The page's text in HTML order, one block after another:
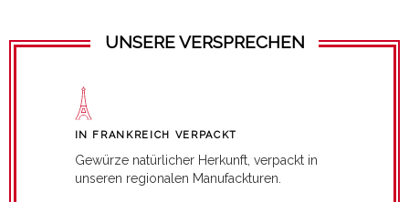
UNSERE VERSPRECHEN
IN FRANKREICH VERPACKT
Gewürze natürlicher Herkunft, verpackt in
unseren regionalen Manufackturen.